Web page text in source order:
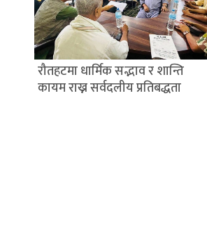
रौतहटमा धार्मिक सद्भाव र शान्ति
कायम राख्न सर्वदलीय प्रतिबद्धता